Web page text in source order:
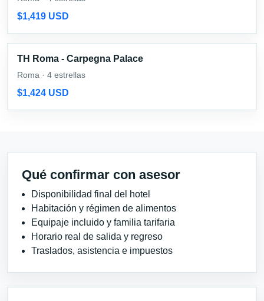
$1,419 USD
TH Roma - Carpegna Palace
Roma · 4 estrellas
$1,424 USD
Qué confirmar con asesor
Disponibilidad final del hotel
Habitación y régimen de alimentos
Equipaje incluido y familia tarifaria
Horario real de salida y regreso
Traslados, asistencia e impuestos